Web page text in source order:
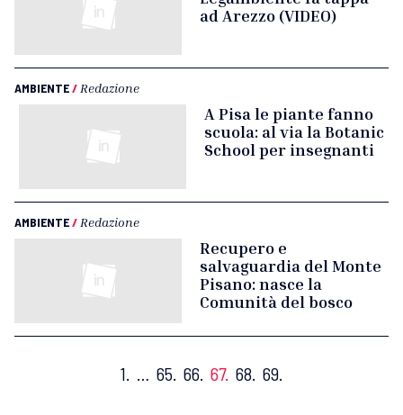
ad Arezzo (VIDEO)
AMBIENTE/ Redazione
A Pisa le piante fanno
scuola: al via la Botanic
School per insegnanti
AMBIENTE/ Redazione
Recupero e
salvaguardia del Monte
Pisano: nasce la
Comunità del bosco
1. … 65. 66. 67. 68. 69.